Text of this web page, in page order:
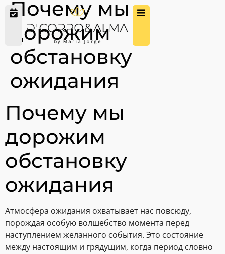
Почему мы
дорожим
обстановку
ожидания
Почему мы
дорожим
обстановку
ожидания
Атмосфера ожидания охватывает нас повсюду,
порождая особую волшебство момента перед
наступлением желанного события. Это состояние
между настоящим и грядущим, когда период словно